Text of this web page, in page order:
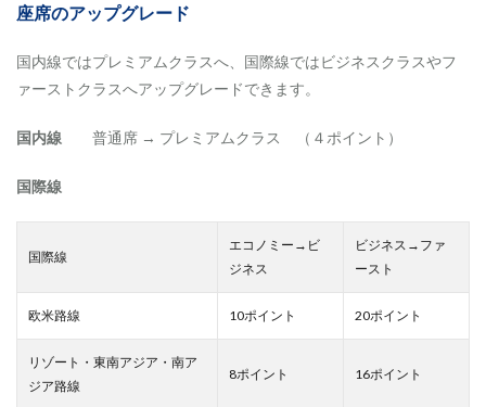
座席のアップグレード
国内線ではプレミアムクラスへ、国際線ではビジネスクラスやフ
ァーストクラスへアップグレードできます。
国内線 普通席 → プレミアムクラス （４ポイント）
国際線
国際線
エコノミー→ビ
ジネス
ビジネス→ファ
ースト
欧米路線 10ポイント 20ポイント
リゾート・東南アジア・南ア
ジア路線
8ポイント 16ポイント